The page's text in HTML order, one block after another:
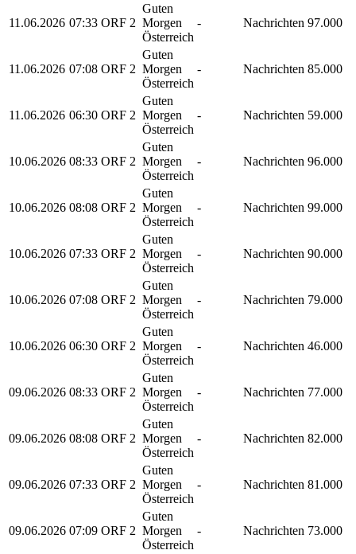
11.06.2026 07:33 ORF 2
Guten
Morgen
Österreich
- Nachrichten 97.000
11.06.2026 07:08 ORF 2
Guten
Morgen
Österreich
- Nachrichten 85.000
11.06.2026 06:30 ORF 2
Guten
Morgen
Österreich
- Nachrichten 59.000
10.06.2026 08:33 ORF 2
Guten
Morgen
Österreich
- Nachrichten 96.000
10.06.2026 08:08 ORF 2
Guten
Morgen
Österreich
- Nachrichten 99.000
10.06.2026 07:33 ORF 2
Guten
Morgen
Österreich
- Nachrichten 90.000
10.06.2026 07:08 ORF 2
Guten
Morgen
Österreich
- Nachrichten 79.000
10.06.2026 06:30 ORF 2
Guten
Morgen
Österreich
- Nachrichten 46.000
09.06.2026 08:33 ORF 2
Guten
Morgen
Österreich
- Nachrichten 77.000
09.06.2026 08:08 ORF 2
Guten
Morgen
Österreich
- Nachrichten 82.000
09.06.2026 07:33 ORF 2
Guten
Morgen
Österreich
- Nachrichten 81.000
09.06.2026 07:09 ORF 2
Guten
Morgen
Österreich
- Nachrichten 73.000